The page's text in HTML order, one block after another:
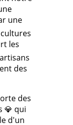
une
les
des
des
💎 qui
d'un